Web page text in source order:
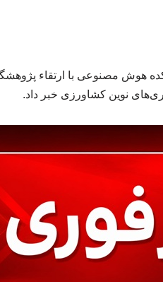
هوش مصنوعی با ارتقاء
نوین کشاورزی خبر داد.